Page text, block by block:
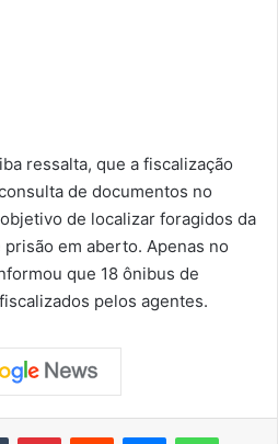
ressalta, que a fiscalização
de documentos no
de localizar foragidos da
em aberto. Apenas no
que 18 ônibus de
pelos agentes.